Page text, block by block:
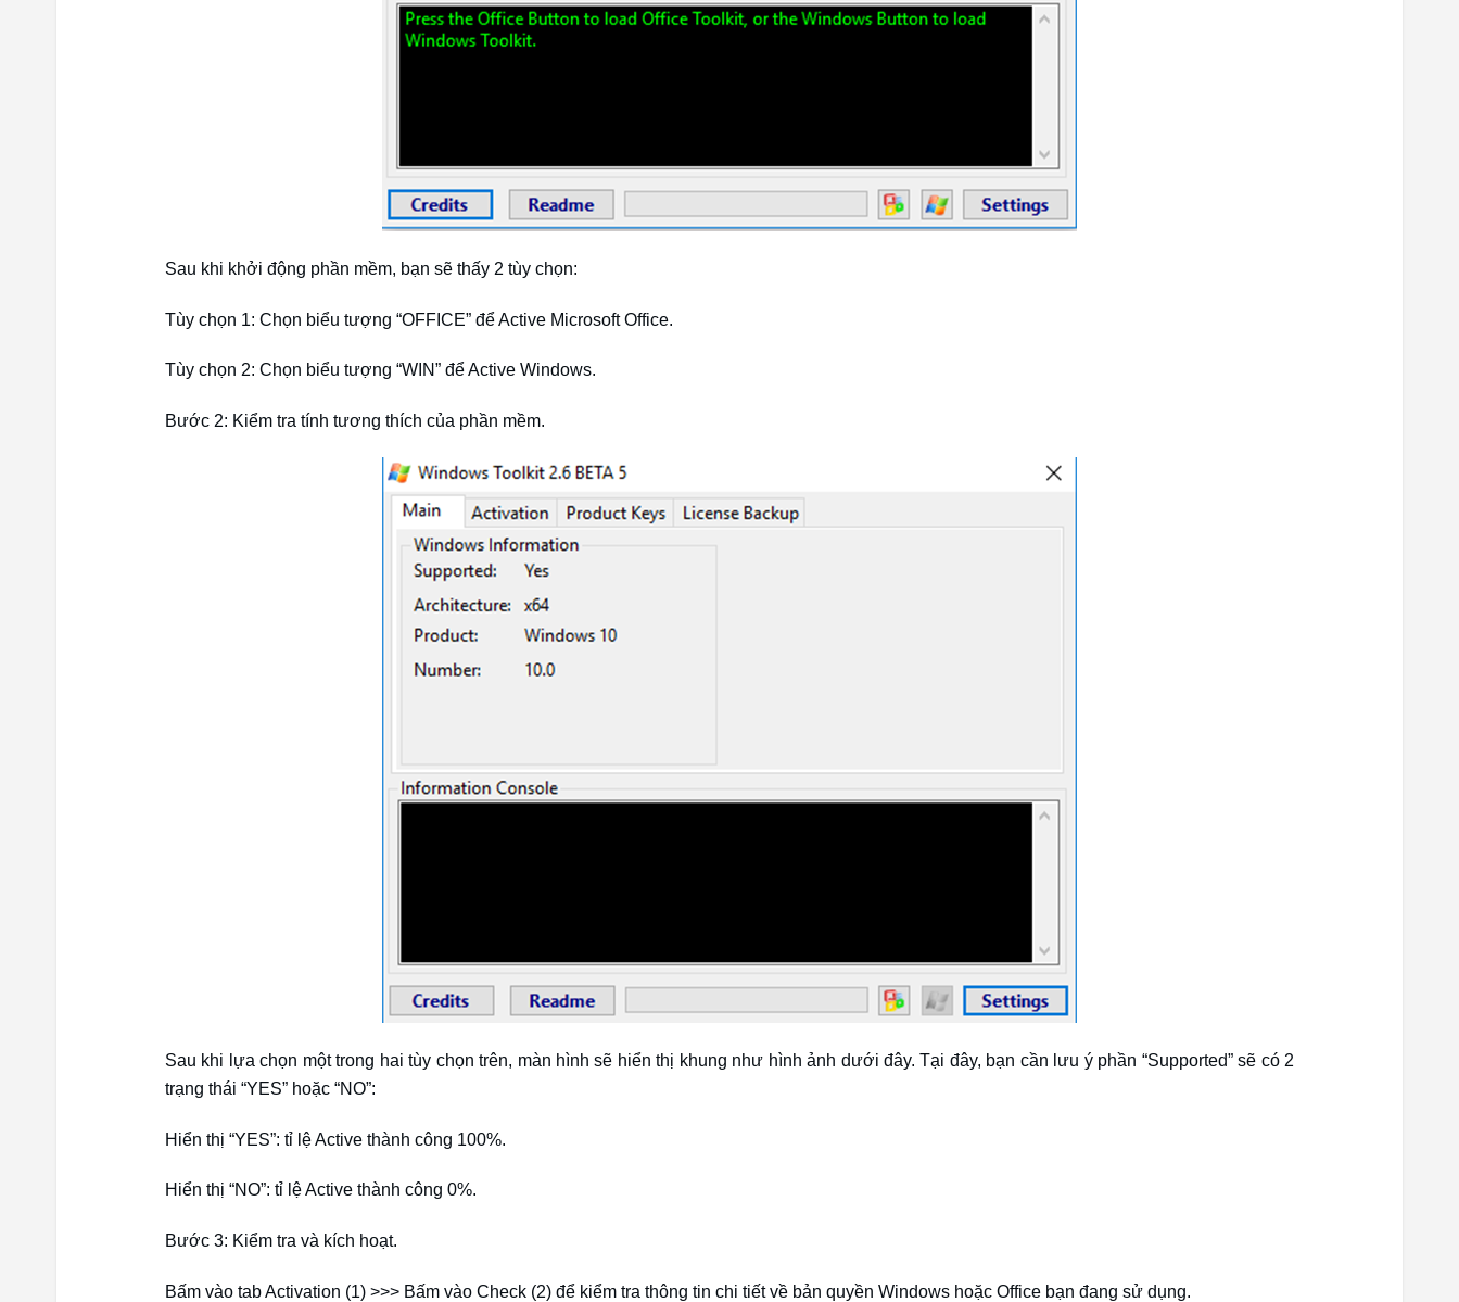
Sau khi khởi động phần mềm, bạn sẽ thấy 2 tùy chọn:
Tùy chọn 1: Chọn biểu tượng “OFFICE” để Active Microsoft Office.
Tùy chọn 2: Chọn biểu tượng “WIN” để Active Windows.
Bước 2: Kiểm tra tính tương thích của phần mềm.
Sau khi lựa chọn một trong hai tùy chọn trên, màn hình sẽ hiển thị khung như hình ảnh dưới đây. Tại đây, bạn cần lưu ý phần “Supported” sẽ có 2
trạng thái “YES” hoặc “NO”:
Hiển thị “YES”: tỉ lệ Active thành công 100%.
Hiển thị “NO”: tỉ lệ Active thành công 0%.
Bước 3: Kiểm tra và kích hoạt.
Bấm vào tab Activation (1) >>> Bấm vào Check (2) để kiểm tra thông tin chi tiết về bản quyền Windows hoặc Office bạn đang sử dụng.